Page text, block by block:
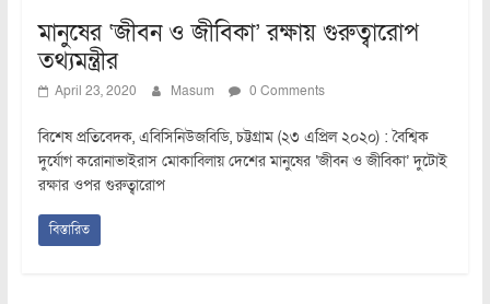
মানুষের ‘জীবন ও জীবিকা’ রক্ষায় গুরুত্বারোপ
তথ্যমন্ত্রীর
April 23, 2020 Masum 0 Comments
বিশেষ প্রতিবেদক, এবিসিনিউজবিডি, চট্টগ্রাম (২৩ এপ্রিল ২০২০) : বৈশ্বিক
দুর্যোগ করোনাভাইরাস মোকাবিলায় দেশের মানুষের ‘জীবন ও জীবিকা’ দুটোই
রক্ষার ওপর গুরুত্বারোপ
বিস্তারিত